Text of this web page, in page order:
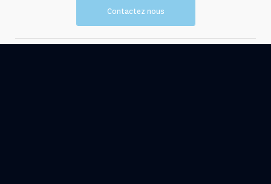
Contactez nous